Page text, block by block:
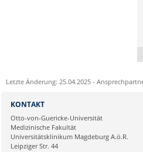
Letzte Änderung: 25.04.2025 -
Sie können eine Nachricht versenden
Ihre E-Mailadresse:
Ihr Anliegen:
KONTAKT
Otto-von-Guericke-Universität
Medizinische Fakultät
Universitätsklinikum Magdeburg A.ö.R.
Leipziger Str. 44